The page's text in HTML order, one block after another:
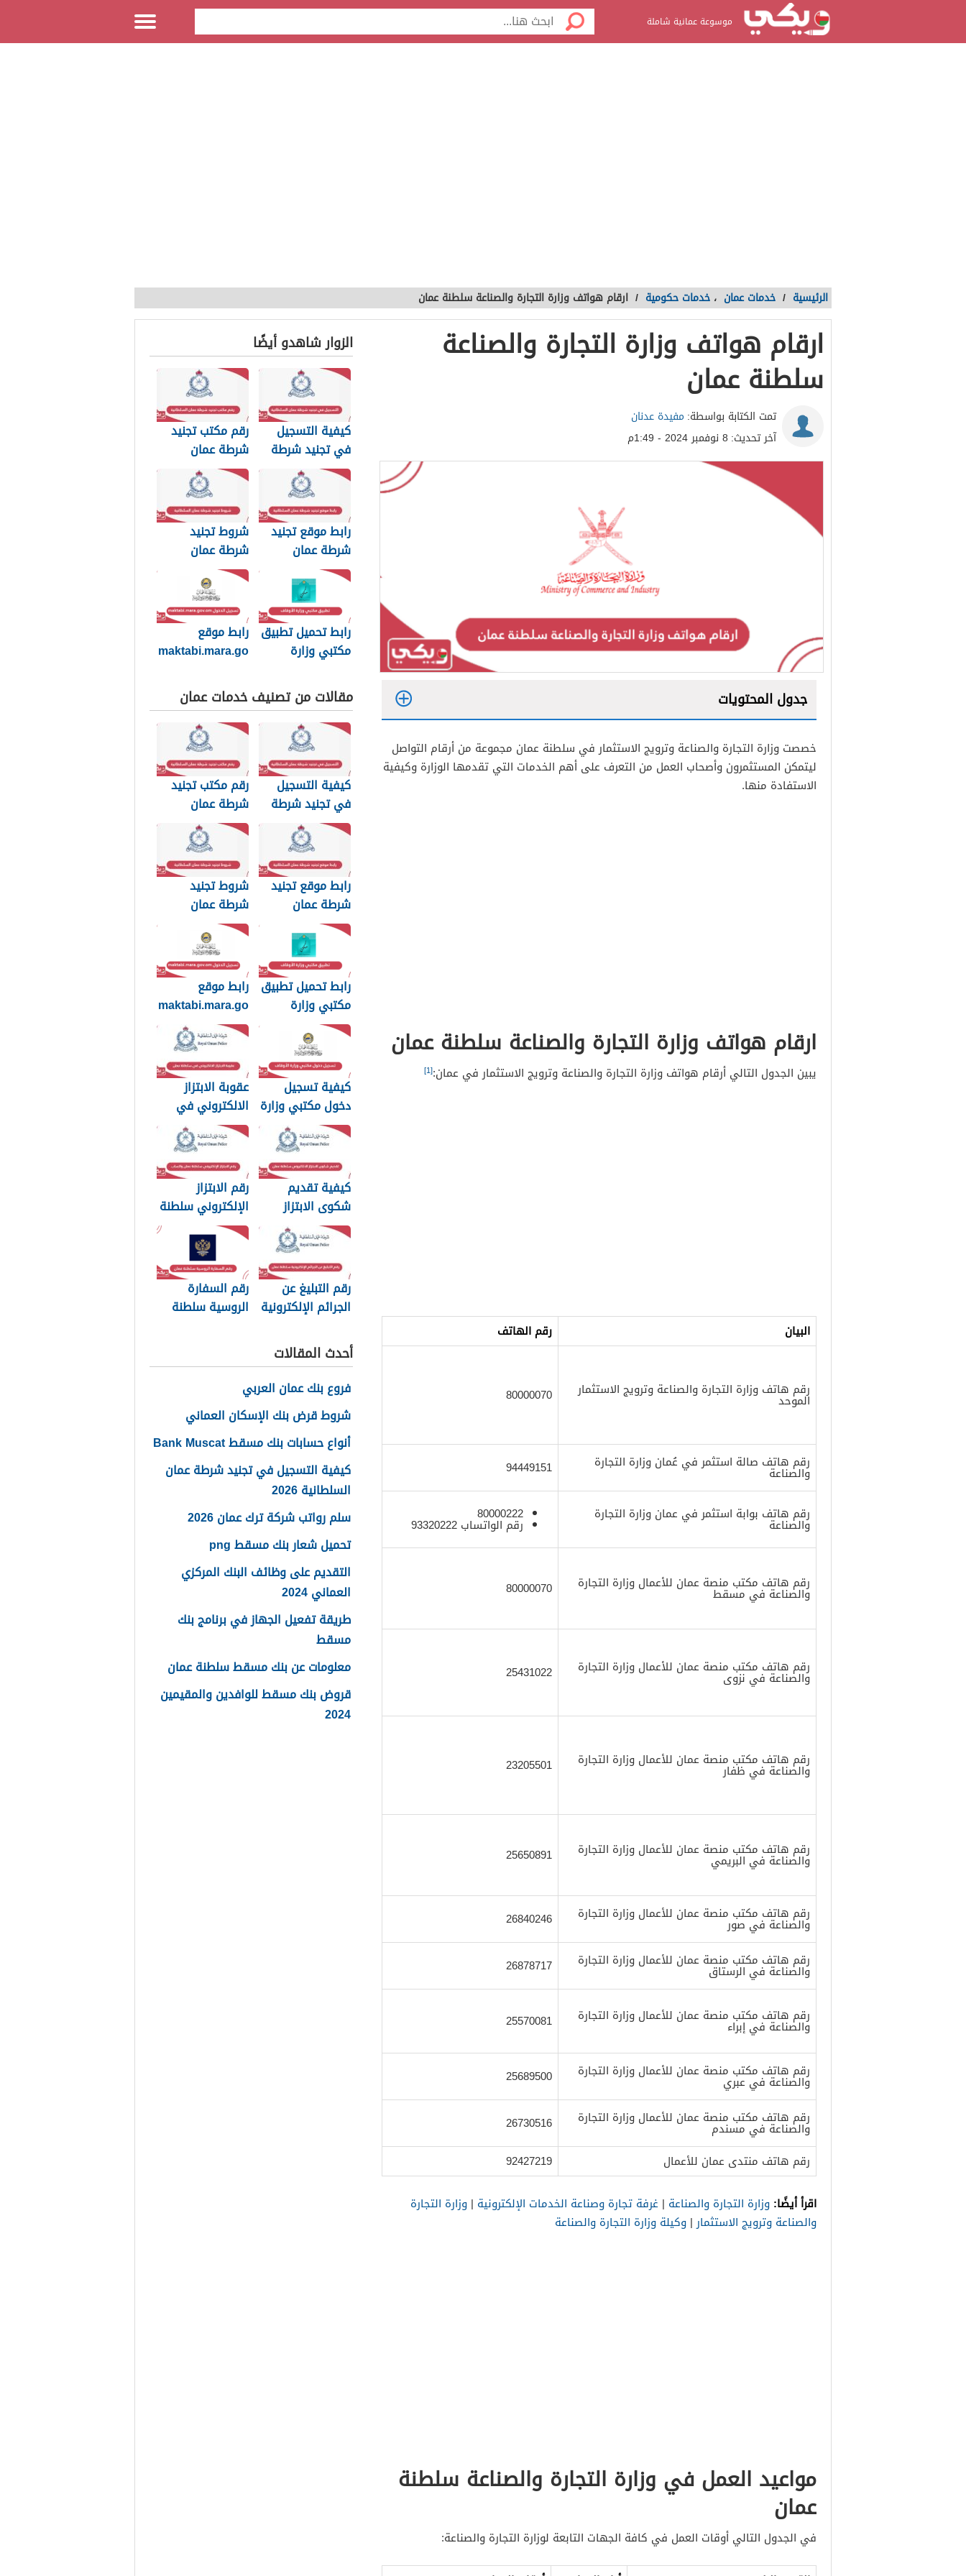
موسوعة عمانية شاملة
الرئيسية / خدمات عمان ، خدمات حكومية / ارقام هواتف وزارة التجارة والصناعة سلطنة عمان
ارقام هواتف وزارة التجارة والصناعة
سلطنة عمان
تمت الكتابة بواسطة: مفيدة عدنان
آخر تحديث: 8 نوفمبر 2024 - 1:49م
جدول المحتويات
2
3
خصصت وزارة التجارة والصناعة وترويج الاستثمار في سلطنة عمان مجموعة من أرقام التواصل
ليتمكن المستثمرون وأصحاب العمل من التعرف على أهم الخدمات التي تقدمها الوزارة وكيفية
الاستفادة منها.
ارقام هواتف وزارة التجارة والصناعة سلطنة عمان
يبين الجدول التالي أرقام هواتف وزارة التجارة والصناعة وترويج الاستثمار في عمان:[1]
البيان رقم الهاتف
رقم هاتف وزارة التجارة والصناعة وترويج الاستثمار
الموحد 80000070
رقم هاتف صالة استثمر في عُمان وزارة التجارة
والصناعة 94449151
رقم هاتف بوابة استثمر في عمان وزارة التجارة
والصناعة
80000222
رقم الواتساب 93320222
رقم هاتف مكتب منصة عمان للأعمال وزارة التجارة
والصناعة في مسقط 80000070
رقم هاتف مكتب منصة عمان للأعمال وزارة التجارة
والصناعة في نزوى 25431022
رقم هاتف مكتب منصة عمان للأعمال وزارة التجارة
والصناعة في ظفار 23205501
رقم هاتف مكتب منصة عمان للأعمال وزارة التجارة
والصناعة في البريمي 25650891
رقم هاتف مكتب منصة عمان للأعمال وزارة التجارة
والصناعة في صور 26840246
رقم هاتف مكتب منصة عمان للأعمال وزارة التجارة
والصناعة في الرستاق 26878717
رقم هاتف مكتب منصة عمان للأعمال وزارة التجارة
والصناعة في إبراء 25570081
رقم هاتف مكتب منصة عمان للأعمال وزارة التجارة
والصناعة في عبري 25689500
رقم هاتف مكتب منصة عمان للأعمال وزارة التجارة
والصناعة في مسندم
26730516
رقم هاتف منتدى عمان للأعمال
92427219
اقرأ أيضًا: وزارة التجارة والصناعة | غرفة تجارة وصناعة الخدمات الإلكترونية | وزارة التجارة
والصناعة وترويج الاستثمار| وكيلة وزارة التجارة والصناعة
مواعيد العمل في وزارة التجارة والصناعة سلطنة
عمان
في الجدول التالي أوقات العمل في كافة الجهات التابعة لوزارة التجارة والصناعة:
الزوار شاهدو أيضًا
كيفية التسجيل
في تجنيد شرطة
عمان السلطانية
2026
رقم مكتب تجنيد
شرطة عمان
السلطانية
رابط موقع تجنيد
شرطة عمان
السلطانية
شروط تجنيد
شرطة عمان
السلطانية 2026
رابط تحميل تطبيق
مكتبي وزارة
رابط موقع
maktabi.mara.go
الدخول
مقالات من تصنيف خدمات عمان
كيفية التسجيل
في تجنيد شرطة
عمان السلطانية
2026
رقم مكتب تجنيد
شرطة عمان
السلطانية
رابط موقع تجنيد
شرطة عمان
السلطانية
شروط تجنيد
شرطة عمان
السلطانية 2026
رابط تحميل تطبيق
مكتبي وزارة
الأوقاف
رابط موقع
maktabi.mara.go
v.om تسجيل
الدخول
كيفية تسجيل
دخول مكتبي وزارة
الأوقاف سلطنة
عمان
عقوبة الابتزاز
الالكتروني في
سلطنة عمان
بالصور والرسائل
كيفية تقديم
شكوى الابتزاز
الالكتروني في
سلطنة عمان
رقم الابتزاز
الإلكتروني سلطنة
عمان واتساب
رقم التبليغ عن
الجرائم الإلكترونية
2026
رقم السفارة
الروسية سلطنة
أحدث المقالات
فروع بنك عمان العربي
شروط قرض بنك الإسكان العماني
أنواع حسابات بنك مسقط Bank Muscat
كيفية التسجيل في تجنيد شرطة عمان
السلطانية 2026
سلم رواتب شركة ترك عمان 2026
تحميل شعار بنك مسقط png
التقديم على وظائف البنك المركزي
العماني 2024
طريقة تفعيل الجهاز في برنامج بنك
مسقط
معلومات عن بنك مسقط سلطنة عمان
قروض بنك مسقط للوافدين والمقيمين
2024